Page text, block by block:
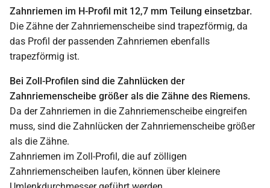
Zahnriemen im H-Profil mit 12,7 mm Teilung einsetzbar.
Die Zähne der Zahnriemenscheibe sind trapezförmig, da
das Profil der passenden Zahnriemen ebenfalls
trapezförmig ist.
Bei Zoll-Profilen sind die Zahnlücken der
Zahnriemenscheibe größer als die Zähne des Riemens.
Da der Zahnriemen in die Zahnriemenscheibe eingreifen
muss, sind die Zahnlücken der Zahnriemenscheibe größer
als die Zähne.
Zahnriemen im Zoll-Profil, die auf zölligen
Zahnriemenscheiben laufen, können über kleinere